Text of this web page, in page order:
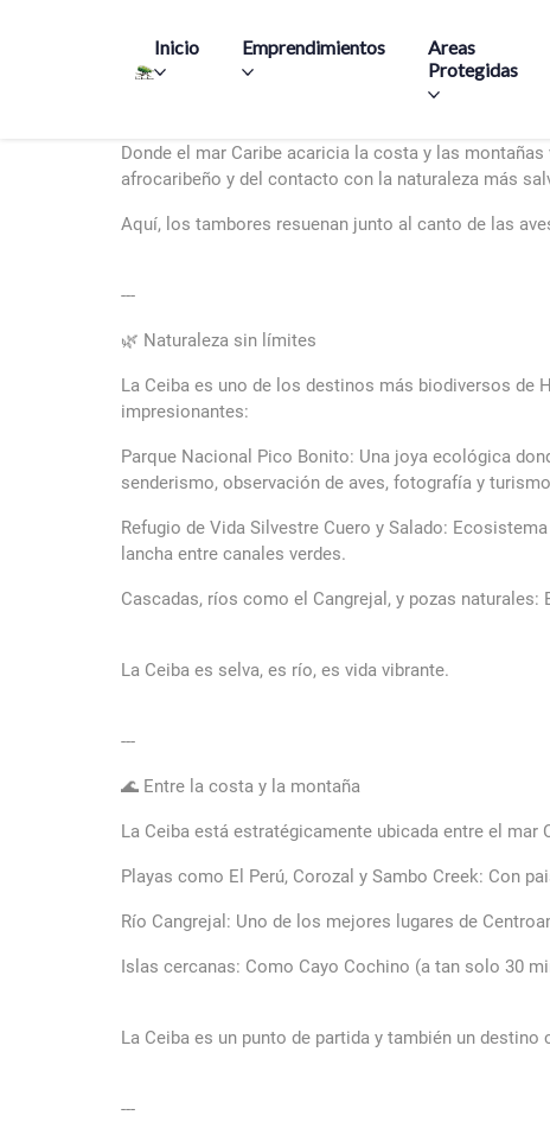
Inicio Emprendimientos
Areas
Protegidas
Donde el mar Caribe acaricia la costa y las
afrocaribeño y del contacto con la naturaleza más
Aquí, los tambores resuenan junto al canto de las
---
🌿 Naturaleza sin límites
La Ceiba es uno de los destinos más biodiversos de
impresionantes:
Parque Nacional Pico Bonito: Una joya ecológica
senderismo, observación de aves, fotografía y
Refugio de Vida Silvestre Cuero y Salado:
lancha entre canales verdes.
Cascadas, ríos como el Cangrejal, y pozas
La Ceiba es selva, es río, es vida vibrante.
---
🌊 Entre la costa y la montaña
La Ceiba está estratégicamente ubicada entre el
Playas como El Perú, Corozal y Sambo Creek: Con
Río Cangrejal: Uno de los mejores lugares de
Islas cercanas: Como Cayo Cochino (a tan solo 30
La Ceiba es un punto de partida y también un destino
---